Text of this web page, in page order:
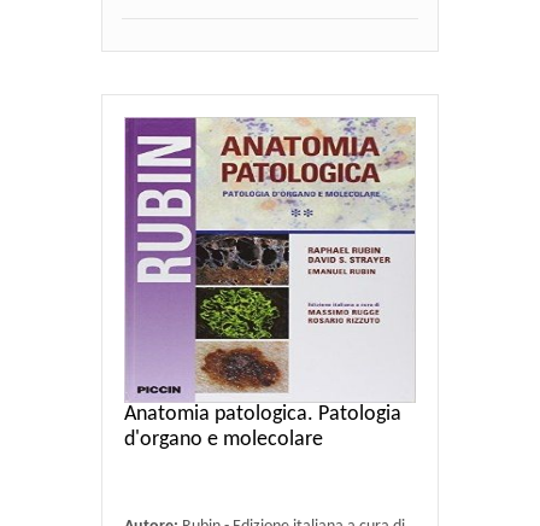
Anatomia patologica. Patologia
d'organo e molecolare